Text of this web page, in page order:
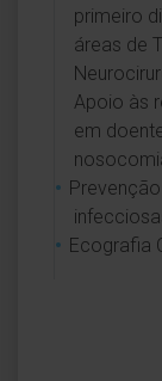
primeiro
áreas de
Apoio às
em
Ecografia